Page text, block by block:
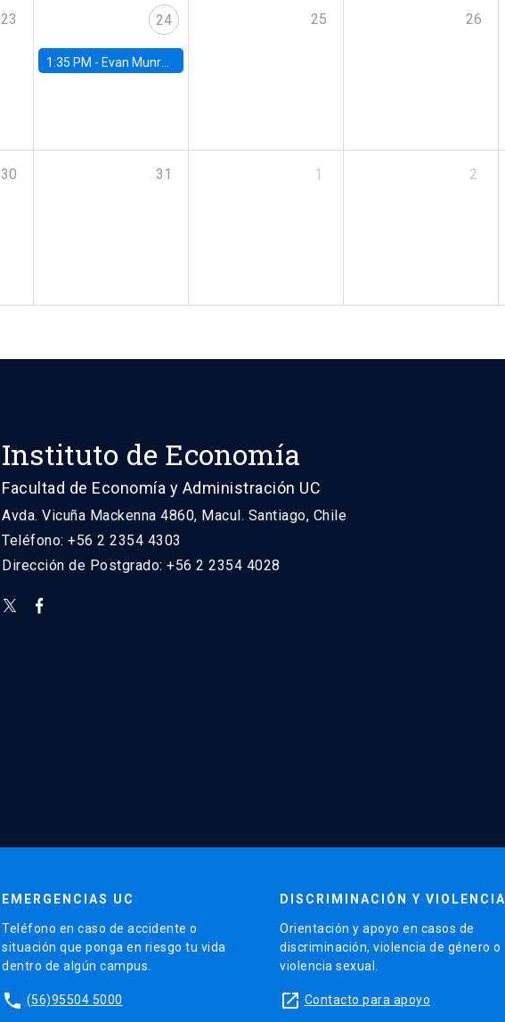
23 24
1:35 PM - Evan Munro, Neyman Visiting Assistant Professor in the Department of Statistics at UC Berkeley
25 26
30 31 1 2
Instituto de Economía
Facultad de Economía y Administración UC
Avda. Vicuña Mackenna 4860, Macul. Santiago, Chile
Teléfono: +56 2 2354 4303
Dirección de Postgrado: +56 2 2354 4028
EMERGENCIAS UC
Teléfono en caso de accidente o
situación que ponga en riesgo tu vida
dentro de algún campus.
phone (56)95504 5000
DISCRIMINACIÓN Y VIOLENCIA
Orientación y apoyo en casos de
discriminación, violencia de género o
violencia sexual.
launch Contacto para apoyo